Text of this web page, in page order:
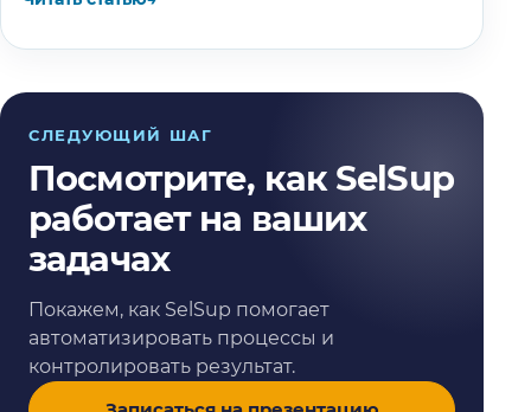
СЛЕДУЮЩИЙ ШАГ
Посмотрите, как SelSup
работает на ваших
задачах
Покажем, как SelSup помогает
автоматизировать процессы и
контролировать результат.